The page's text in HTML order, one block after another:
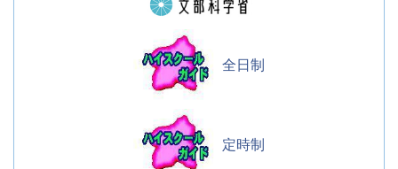
全日制
定時制